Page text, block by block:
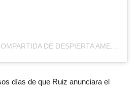
UNA PUBLICACIÓN COMPARTIDA DE DESPIERTA AMERICA (@DESPIERTAMERICA)
días de que Ruiz anunciara el